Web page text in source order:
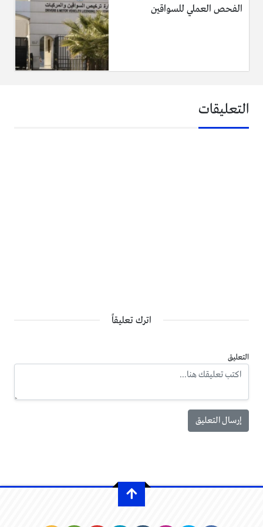
الفحص العملي للسواقين
التعليقات
اترك تعليقاً
التعليق